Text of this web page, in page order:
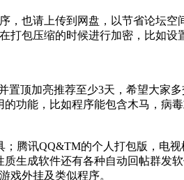
，也请上传到网盘，以节省论坛空
包压缩的时候进行加密，比如设
顶加亮推荐至少3天，希望大家
功能，比如程序能包含木马，病
腾讯QQ&TM的个人打包版，电
生成软件还有各种自动回帖群发软
戏外挂及类似程序。